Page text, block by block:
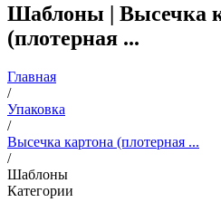
Шаблоны | Высечка
(плотерная ...
Главная
/
Упаковка
/
Высечка картона (плотерная ...
/
Шаблоны
Категории